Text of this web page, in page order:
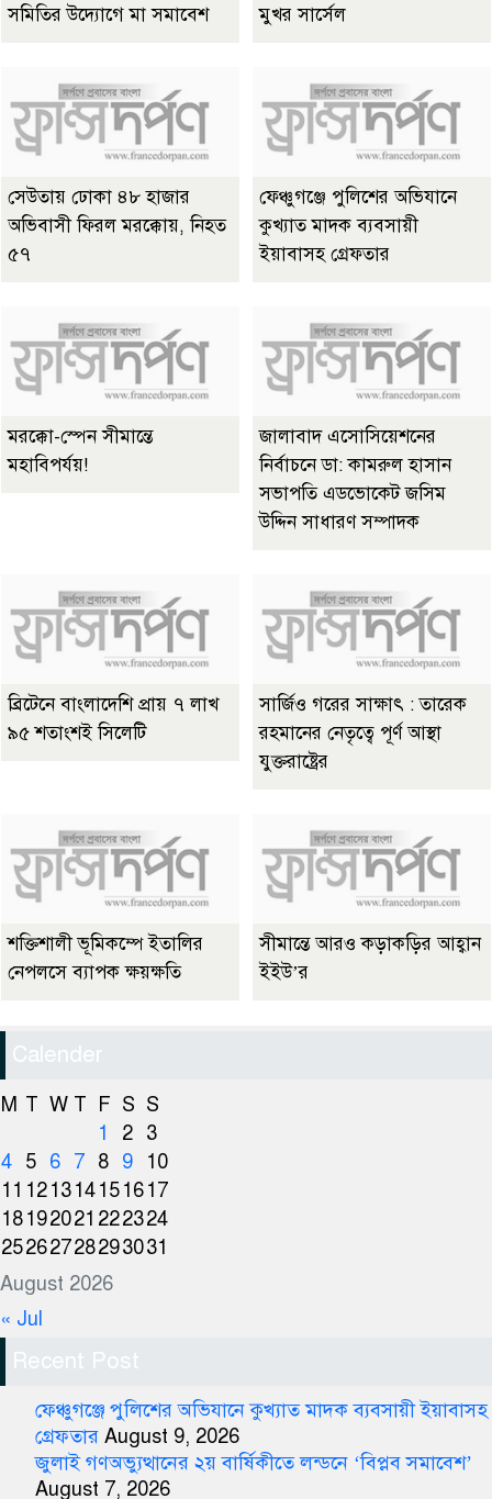
সমিতির উদ্যোগে মা সমাবেশ
মুখর সার্সেল
সেউতায় ঢোকা ৪৮ হাজার
অভিবাসী ফিরল মরক্কোয়, নিহত
৫৭
ফেঞ্চুগঞ্জে পুলিশের অভিযানে
কুখ্যাত মাদক ব্যবসায়ী
ইয়াবাসহ গ্রেফতার
মরক্কো-স্পেন সীমান্তে
মহাবিপর্যয়!
জালাবাদ এসোসিয়েশনের
নির্বাচনে ডা: কামরুল হাসান
সভাপতি এডভোকেট জসিম
উদ্দিন সাধারণ সম্পাদক
ব্রিটেনে বাংলাদেশি প্রায় ৭ লাখ
৯৫ শতাংশই সিলেটি
সার্জিও গরের সাক্ষাৎ : তারেক
রহমানের নেতৃত্বে পূর্ণ আস্থা
যুক্তরাষ্ট্রের
শক্তিশালী ভূমিকম্পে ইতালির
নেপলসে ব্যাপক ক্ষয়ক্ষতি
সীমান্তে আরও কড়াকড়ির আহ্বান
ইইউ’র
Calender
August 2026
M T W T F S S
1
2 3
4 5 6 7 8 9
10
11 121314151617
18192021 222324
25262728293031
« Jul
Recent Post
ফেঞ্চুগঞ্জে পুলিশের অভিযানে কুখ্যাত মাদক ব্যবসায়ী ইয়াবাসহ
গ্রেফতার August 9, 2026
জুলাই গণঅভ্যুত্থানের ২য় বার্ষিকীতে লন্ডনে ‘বিপ্লব সমাবেশ’
August 7, 2026